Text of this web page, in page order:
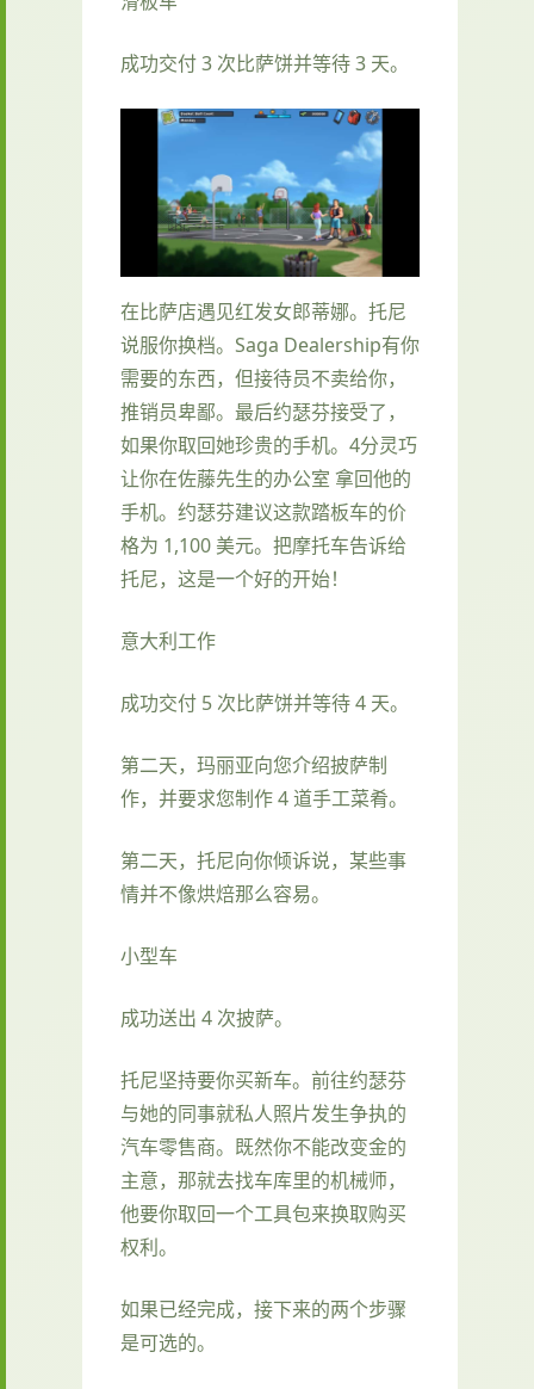
成功交付 3 次比萨饼并等待 3 天。
在比萨店遇见红发女郎蒂娜。托尼
说服你换档。Saga Dealership有你
需要的东西，但接待员不卖给你，
推销员卑鄙。最后约瑟芬接受了，
如果你取回她珍贵的手机。4分灵巧
让你在佐藤先生的办公室 拿回他的
手机。约瑟芬建议这款踏板车的价
格为 1,100 美元。把摩托车告诉给
托尼，这是一个好的开始！
意大利工作
成功交付 5 次比萨饼并等待 4 天。
第二天，玛丽亚向您介绍披萨制
作，并要求您制作 4 道手工菜肴。
第二天，托尼向你倾诉说，某些事
情并不像烘焙那么容易。
小型车
成功送出 4 次披萨。
托尼坚持要你买新车。前往约瑟芬
与她的同事就私人照片发生争执的
汽车零售商。既然你不能改变金的
主意，那就去找车库里的机械师，
他要你取回一个工具包来换取购买
权利。
如果已经完成，接下来的两个步骤
是可选的。